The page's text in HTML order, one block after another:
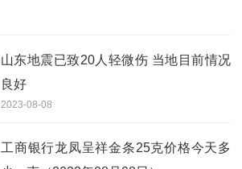
山东地震已致20人轻微伤 当地目前情况
良好
2023-08-08
工商银行龙凤呈祥金条25克价格今天多